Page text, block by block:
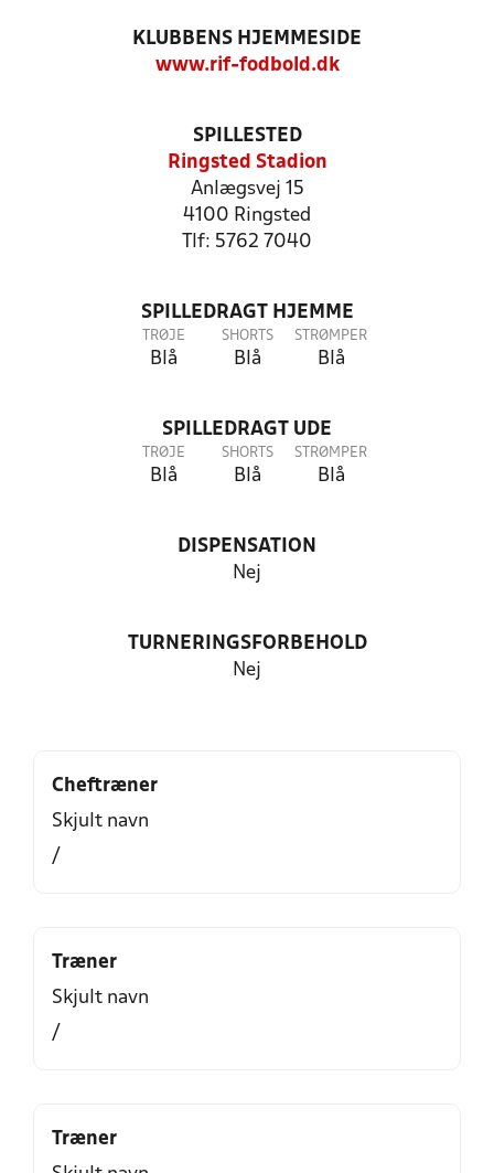
KLUBBENS HJEMMESIDE
www.rif-fodbold.dk
SPILLESTED
Ringsted Stadion
Anlægsvej 15
4100 Ringsted
Tlf: 5762 7040
SPILLEDRAGT HJEMME
TRØJE
Blå
SHORTS
Blå
STRØMPER
Blå
SPILLEDRAGT UDE
TRØJE
Blå
SHORTS
Blå
STRØMPER
Blå
DISPENSATION
Nej
TURNERINGSFORBEHOLD
Nej
Cheftræner
Skjult navn
/
Træner
Skjult navn
/
Træner